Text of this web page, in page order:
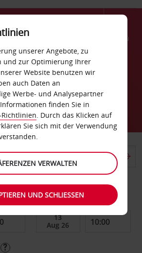
Menü
Chula
unserer Angebote, zu
und zur Optimierung Ihrer
Website benutzen wir
auch Daten an
Werbe- und Analysepartner
finden Sie in
Richtlinien. Durch das Klicken auf
Sie sich mit der Verwendung
VERWALTEN
UND SCHLIESSEN